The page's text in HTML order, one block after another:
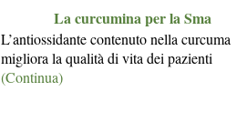
La curcumina per la Sma
L’antiossidante contenuto nella curcuma
migliora la qualità di vita dei pazienti
(Continua)